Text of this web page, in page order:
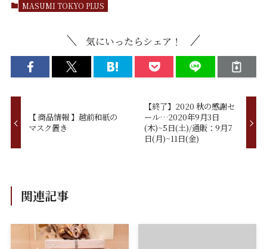
MASUMI TOKYO PLUS
気にいったらシェア！
【 商品情報 】越前和紙の
マスク置き
【終了】2020 秋の感謝セ
ール…2020年9月3日
(木)~5日(土)/通販：9月7
日(月)~11日(金)
関連記事